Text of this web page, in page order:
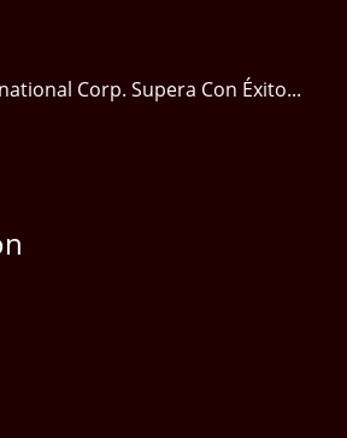
Corp. Supera Con Éxito...